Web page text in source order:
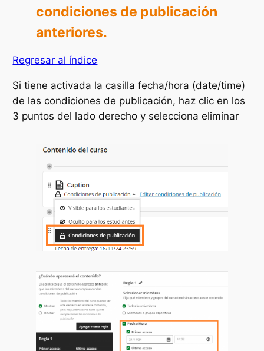
condiciones de publicación
anteriores.
Regresar al índice
Si tiene activada la casilla fecha/hora (date/time)
de las condiciones de publicación, haz clic en los
3 puntos del lado derecho y selecciona eliminar